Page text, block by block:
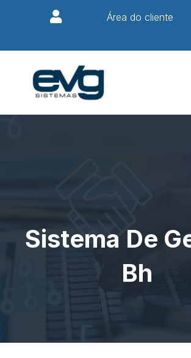
Área do cliente
Sistema De
Bh